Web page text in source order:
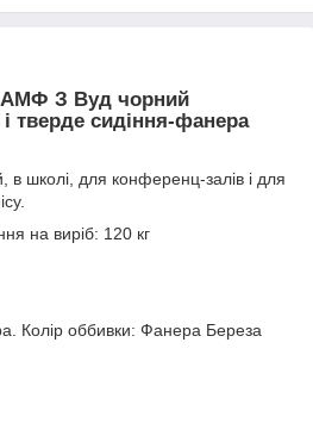
АМФ З Вуд чорний
тверде сидіння-фанера
в школі, для конференц-залів і для
на виріб: 120 кг
Колір оббивки: Фанера Береза